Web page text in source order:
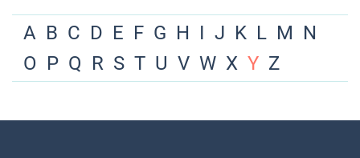
A B C D E F G H I J K L M N
O P Q R S T U V W X Y Z